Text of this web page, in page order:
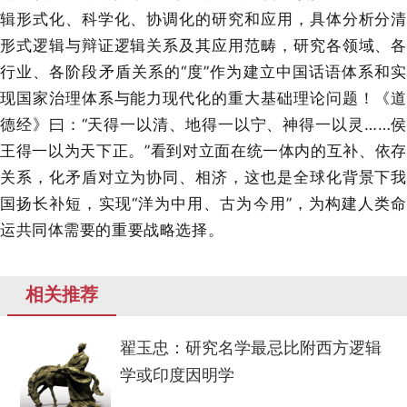
辑形式化、科学化、协调化的研究和应用，具体分析分清
形式逻辑与辩证逻辑关系及其应用范畴，研究各领域、各
行业、各阶段矛盾关系的“度”作为建立中国话语体系和实
现国家治理体系与能力现代化的重大基础理论问题！《道
德经》曰：“天得一以清、地得一以宁、神得一以灵……侯
王得一以为天下正。”看到对立面在统一体内的互补、依存
关系，化矛盾对立为协同、相济，这也是全球化背景下我
国扬长补短，实现“洋为中用、古为今用”，为构建人类命
运共同体需要的重要战略选择。
相关推荐
翟玉忠：研究名学最忌比附西方逻辑
学或印度因明学